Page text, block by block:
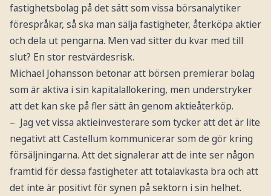
fastighetsbolag på det sätt som vissa börsanalytiker
förespråkar, så ska man sälja fastigheter, återköpa aktier
och dela ut pengarna. Men vad sitter du kvar med till
slut? En stor restvärdesrisk.
Michael Johansson betonar att börsen premierar bolag
som är aktiva i sin kapitalallokering, men understryker
att det kan ske på fler sätt än genom aktieåterköp.
– Jag vet vissa aktieinvesterare som tycker att det är lite
negativt att Castellum kommunicerar som de gör kring
försäljningarna. Att det signalerar att de inte ser någon
framtid för dessa fastigheter att totalavkasta bra och att
det inte är positivt för synen på sektorn i sin helhet.